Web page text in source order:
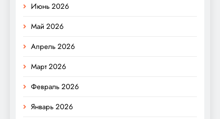
Июнь 2026
Май 2026
Апрель 2026
Март 2026
Февраль 2026
Январь 2026